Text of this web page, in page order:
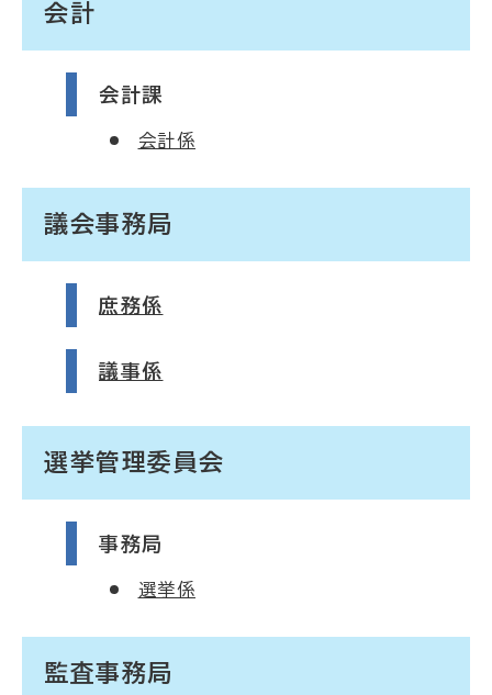
会計
会計課
会計係
議会事務局
庶務係
議事係
選挙管理委員会
事務局
選挙係
監査事務局